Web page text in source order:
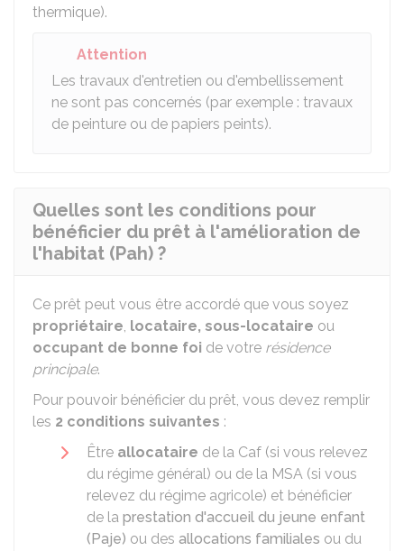
thermique).
Attention
Les travaux d'entretien ou d'embellissement
ne sont pas concernés (par exemple : travaux
de peinture ou de papiers peints).
Quelles sont les conditions pour
bénéficier du prêt à l'amélioration de
l'habitat (Pah) ?
Ce prêt peut vous être accordé que vous soyez
propriétaire, locataire, sous-locataire ou
occupant de bonne foi de votre résidence
principale.
Pour pouvoir bénéficier du prêt, vous devez remplir
les 2 conditions suivantes :
Être allocataire de la Caf (si vous relevez
du régime général) ou de la MSA (si vous
relevez du régime agricole) et bénéficier
de la prestation d'accueil du jeune enfant
(Paje) ou des allocations familiales ou du